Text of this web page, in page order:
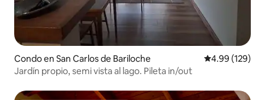
Condo en San Carlos de Bariloche Calificación
4.99 (129)
Jardín propio, semi vista al lago. Pileta in/out